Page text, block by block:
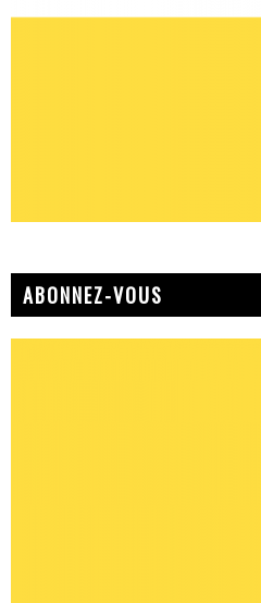
ABONNEZ-VOUS